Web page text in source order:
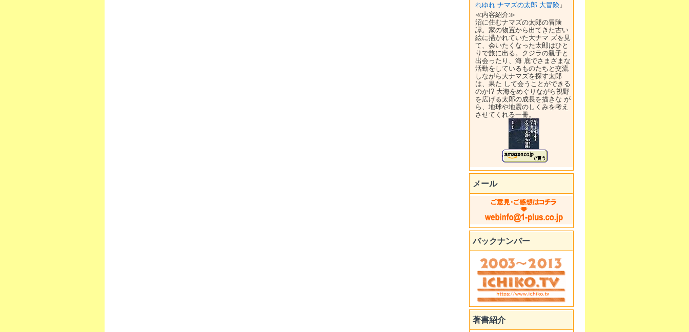
れゆれ ナマズの太郎 大冒険』
≪内容紹介≫
沼に住むナマズの太郎の冒険
譚。家の物置から出てきた古い
絵に描かれていた大ナマ ズを見
て、会いたくなった太郎はひと
りで旅に出る。クジラの親子と
出会ったり、海 底でさまざまな
活動をしているものたちと交流
しながら大ナマズを探す太郎
は、果た して会うことができる
のか!? 大海をめぐりながら視野
を広げる太郎の成長を描きな が
ら、地球や地震のしくみを考え
させてくれる一冊。
メール
バックナンバー
著書紹介